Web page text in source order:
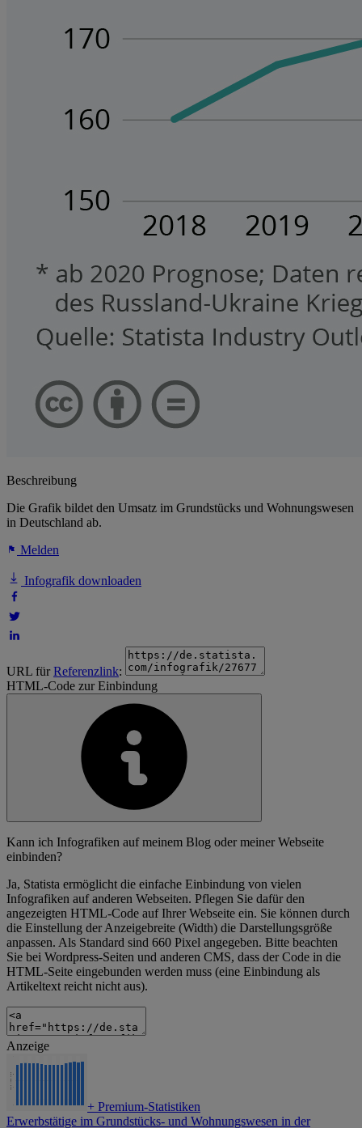
Beschreibung
Die Grafik bildet den Umsatz im Grundstücks und Wohnungswesen
in Deutschland ab.
Melden
Infografik downloaden
URL fürReferenzlink:
HTML-Code zur Einbindung
Kann ich Infografiken auf meinem Blog oder meiner Webseite
einbinden?
Ja, Statista ermöglicht die einfache Einbindung von vielen
Infografiken auf anderen Webseiten. Pflegen Sie dafür den
angezeigten HTML-Code auf Ihrer Webseite ein. Sie können durch
die Einstellung der Anzeigebreite (Width) die Darstellungsgröße
anpassen. Als Standard sind 660 Pixel angegeben. Bitte beachten
Sie bei Wordpress-Seiten und anderen CMS, dass der Code in die
HTML-Seite eingebunden werden muss (eine Einbindung als
Artikeltext reicht nicht aus).
Anzeige
+ Premium-Statistiken
Erwerbstätige im Grundstücks- und Wohnungswesen in der